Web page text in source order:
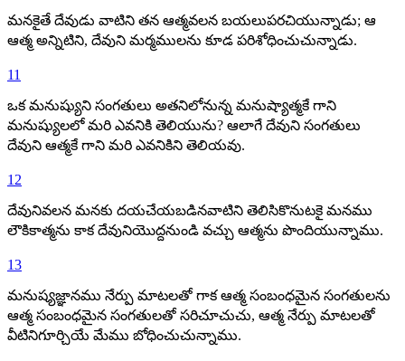
మనకైతే దేవుడు వాటిని తన ఆత్మవలన బయలుపరచియున్నాడు; ఆ
ఆత్మ అన్నిటిని, దేవుని మర్మములను కూడ పరిశోధించుచున్నాడు.
11
ఒక మనుష్యుని సంగతులు అతనిలోనున్న మనుష్యాత్మకే గాని
మనుష్యులలో మరి ఎవనికి తెలియును? ఆలాగే దేవుని సంగతులు
దేవుని ఆత్మకే గాని మరి ఎవనికిని తెలియవు.
12
దేవునివలన మనకు దయచేయబడినవాటిని తెలిసికొనుటకై మనము
లౌకికాత్మను కాక దేవునియొద్దనుండి వచ్చు ఆత్మను పొందియున్నాము.
13
మనుష్యజ్ఞానము నేర్పు మాటలతో గాక ఆత్మ సంబంధమైన సంగతులను
ఆత్మ సంబంధమైన సంగతులతో సరిచూచుచు, ఆత్మ నేర్పు మాటలతో
వీటినిగూర్చియే మేము బోధించుచున్నాము.